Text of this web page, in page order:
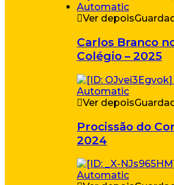
Ver depois
Carlos Branco
Colégio – 2025
Ver depois
Procissão do
2024